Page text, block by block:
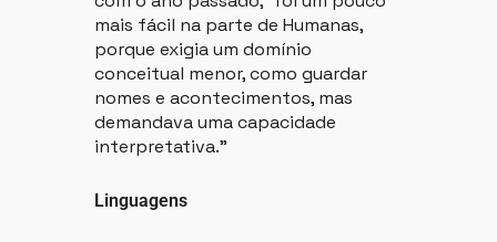
mais fácil na parte de Humanas,
porque exigia um domínio
conceitual menor, como guardar
nomes e acontecimentos, mas
demandava uma capacidade
interpretativa.”
Linguagens